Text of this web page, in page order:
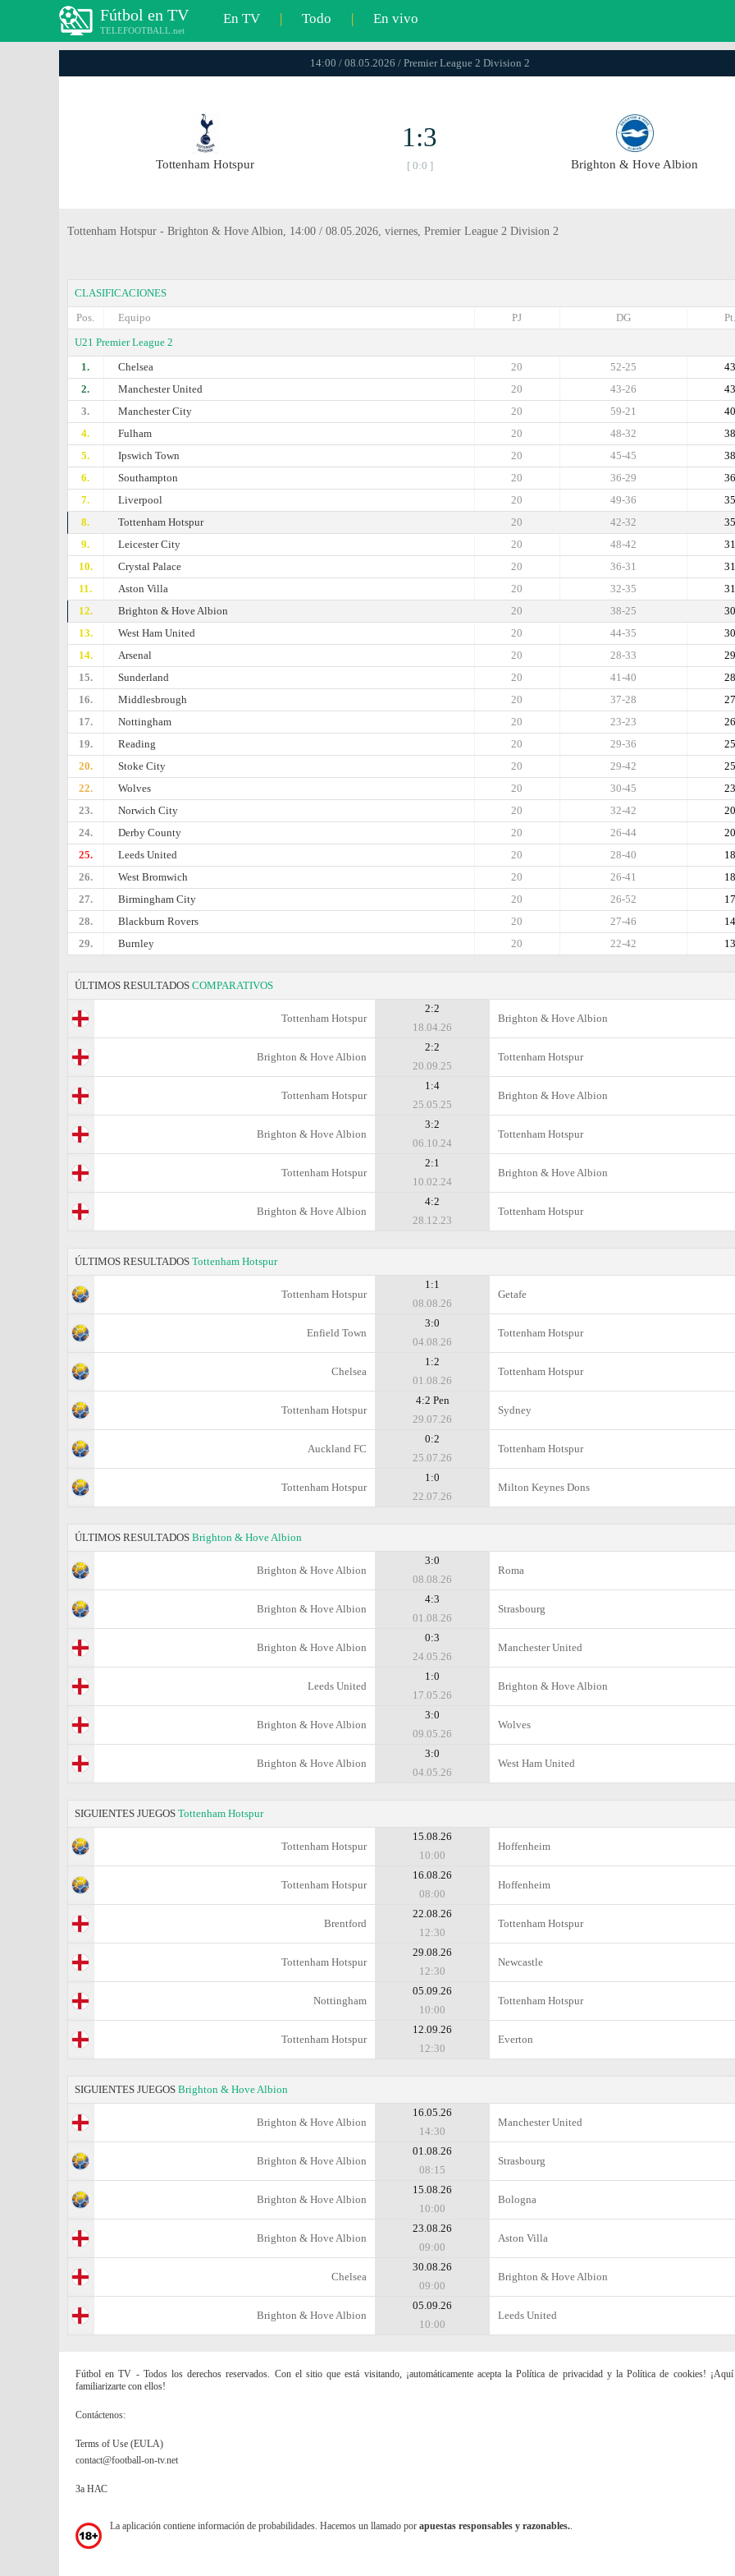
Fútbol en TV
TELEFOOTBALL.net
En TV | Todo | En vivo
14:00 / 08.05.2026 / Premier League 2 Division 2
Tottenham Hotspur
1:3
[ 0:0 ] Brighton & Hove Albion
Tottenham Hotspur - Brighton & Hove Albion, 14:00 / 08.05.2026, viernes, Premier League 2 Division 2
CLASIFICACIONES
Pos.
Equipo Pt.
DG
PJ
U21 Premier League 2
1.
Chelsea 43
52-25
20
2.
Manchester United 43
43-26
20
3.
Manchester City 40
59-21
20
4.
Fulham 38
48-32
20
5.
Ipswich Town 38
45-45
20
6.
Southampton 36
36-29
20
7.
Liverpool 35
49-36
20
8.
Tottenham Hotspur 35
42-32
20
9.
Leicester City 31
48-42
20
10.
Crystal Palace 31
36-31
20
11.
Aston Villa 31
32-35
20
12.
Brighton & Hove Albion 30
38-25
20
13.
West Ham United 30
44-35
20
14.
Arsenal 29
28-33
20
15.
Sunderland 28
41-40
20
16.
Middlesbrough 27
37-28
20
17.
Nottingham 26
23-23
20
19.
Reading 25
29-36
20
20.
Stoke City 25
29-42
20
22.
Wolves 23
30-45
20
23.
Norwich City 20
32-42
20
24.
Derby County 20
26-44
20
25.
Leeds United 18
28-40
20
26.
West Bromwich 18
26-41
20
27.
Birmingham City 17
26-52
20
28.
Blackburn Rovers 14
27-46
20
29.
Burnley 13
22-42
20
ÚLTIMOS RESULTADOS COMPARATIVOS
Tottenham Hotspur
2:2
18.04.26
Brighton & Hove Albion
Brighton & Hove Albion
2:2
20.09.25
Tottenham Hotspur
Tottenham Hotspur
1:4
25.05.25
Brighton & Hove Albion
Brighton & Hove Albion
3:2
06.10.24
Tottenham Hotspur
Tottenham Hotspur
2:1
10.02.24
Brighton & Hove Albion
Brighton & Hove Albion
4:2
28.12.23
Tottenham Hotspur
ÚLTIMOS RESULTADOS Tottenham Hotspur
Tottenham Hotspur
1:1
08.08.26
Getafe
Enfield Town
3:0
04.08.26
Tottenham Hotspur
Chelsea
1:2
01.08.26
Tottenham Hotspur
Tottenham Hotspur
4:2 Pen
29.07.26
Sydney
Auckland FC
0:2
25.07.26
Tottenham Hotspur
Tottenham Hotspur
1:0
22.07.26
Milton Keynes Dons
ÚLTIMOS RESULTADOS Brighton & Hove Albion
Brighton & Hove Albion
3:0
08.08.26
Roma
Brighton & Hove Albion
4:3
01.08.26
Strasbourg
Brighton & Hove Albion
0:3
24.05.26
Manchester United
Leeds United
1:0
17.05.26
Brighton & Hove Albion
Brighton & Hove Albion
3:0
09.05.26
Wolves
Brighton & Hove Albion
3:0
04.05.26
West Ham United
SIGUIENTES JUEGOS Tottenham Hotspur
Tottenham Hotspur
15.08.26
10:00
Hoffenheim
Tottenham Hotspur
16.08.26
08:00
Hoffenheim
Brentford
22.08.26
12:30
Tottenham Hotspur
Tottenham Hotspur
29.08.26
12:30
Newcastle
Nottingham
05.09.26
10:00
Tottenham Hotspur
Tottenham Hotspur
12.09.26
12:30
Everton
SIGUIENTES JUEGOS Brighton & Hove Albion
Brighton & Hove Albion
16.05.26
14:30
Manchester United
Brighton & Hove Albion
01.08.26
08:15
Strasbourg
Brighton & Hove Albion
15.08.26
10:00
Bologna
Brighton & Hove Albion
23.08.26
09:00
Aston Villa
Chelsea
30.08.26
09:00
Brighton & Hove Albion
Brighton & Hove Albion
05.09.26
10:00
Leeds United
Fútbol en TV - Todos los derechos reservados. Con el sitio que está visitando, ¡automáticamente acepta la Política de privacidad y la Política de cookies! ¡Aquí
familiarizarte con ellos!
Contáctenos:
Terms of Use (EULA)
contact@football-on-tv.net
За НАС
La aplicación contiene información de probabilidades. Hacemos un llamado por apuestas responsables y razonables..